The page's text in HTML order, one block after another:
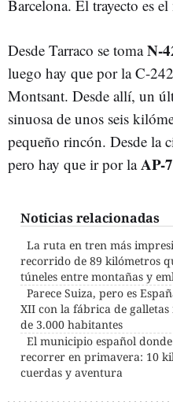
Barcelona. El trayecto es
Desde Tarraco se tomaN-
luego hay que por la C-
Montsant. Desde allí, un
sinuosa de unos seis
pequeño rincón. Desde la
pero hay que ir por laAP-7
Noticias relacionadas
La ruta en tren más
recorrido de 89 kilómetros
túneles entre montañas y
Parece Suiza, pero es
XII con la fábrica de
de 3.000 habitantes
El municipio español
recorrer en primavera: 10
cuerdas y aventura